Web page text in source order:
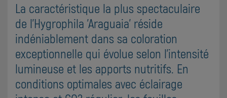
La caractéristique la plus spectaculaire
de l'Hygrophila 'Araguaia' réside
indéniablement dans sa coloration
exceptionnelle qui évolue selon l'intensité
lumineuse et les apports nutritifs. En
conditions optimales avec éclairage